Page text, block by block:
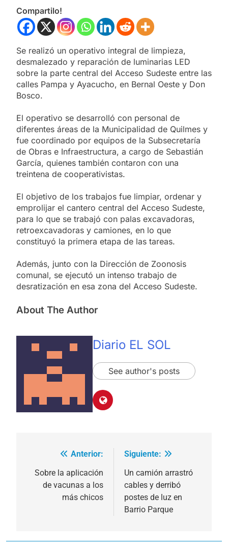
Compartilo!
Se realizó un operativo integral de limpieza,
desmalezado y reparación de luminarias LED
sobre la parte central del Acceso Sudeste entre las
calles Pampa y Ayacucho, en Bernal Oeste y Don
Bosco.
El operativo se desarrolló con personal de
diferentes áreas de la Municipalidad de Quilmes y
fue coordinado por equipos de la Subsecretaría
de Obras e Infraestructura, a cargo de Sebastián
García, quienes también contaron con una
treintena de cooperativistas.
El objetivo de los trabajos fue limpiar, ordenar y
emprolijar el cantero central del Acceso Sudeste,
para lo que se trabajó con palas excavadoras,
retroexcavadoras y camiones, en lo que
constituyó la primera etapa de las tareas.
Además, junto con la Dirección de Zoonosis
comunal, se ejecutó un intenso trabajo de
desratización en esa zona del Acceso Sudeste.
About The Author
Diario EL SOL
See author's posts
Navegación
de
entradas
Anterior:
Sobre la aplicación
de vacunas a los
más chicos
Siguiente:
Un camión arrastró
cables y derribó
postes de luz en
Barrio Parque